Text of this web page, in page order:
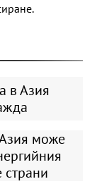
в Азия
може